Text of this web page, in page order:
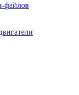
файлов